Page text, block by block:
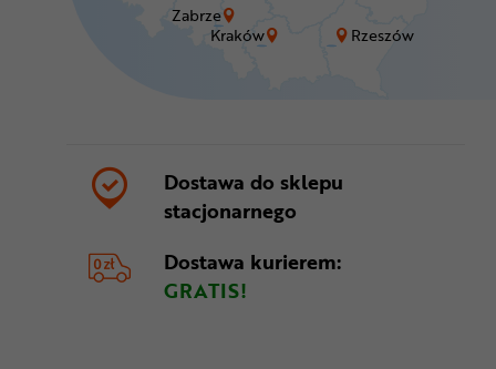
Kraków Rzeszów
Zabrze
Dostawa do sklepu
stacjonarnego
Dostawa kurierem:
GRATIS!